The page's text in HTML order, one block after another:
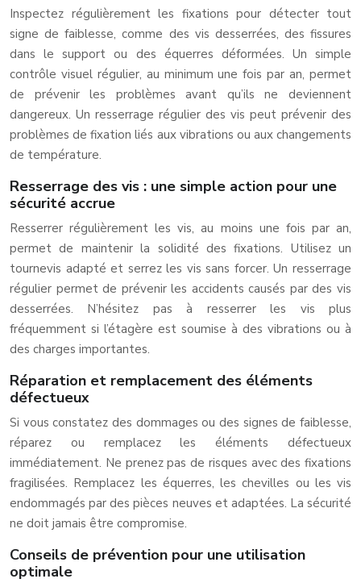
Inspectez régulièrement les fixations pour détecter tout
signe de faiblesse, comme des vis desserrées, des fissures
dans le support ou des équerres déformées. Un simple
contrôle visuel régulier, au minimum une fois par an, permet
de prévenir les problèmes avant qu’ils ne deviennent
dangereux. Un resserrage régulier des vis peut prévenir des
problèmes de fixation liés aux vibrations ou aux changements
de température.
Resserrage des vis : une simple action pour une
sécurité accrue
Resserrer régulièrement les vis, au moins une fois par an,
permet de maintenir la solidité des fixations. Utilisez un
tournevis adapté et serrez les vis sans forcer. Un resserrage
régulier permet de prévenir les accidents causés par des vis
desserrées. N’hésitez pas à resserrer les vis plus
fréquemment si l’étagère est soumise à des vibrations ou à
des charges importantes.
Réparation et remplacement des éléments
défectueux
Si vous constatez des dommages ou des signes de faiblesse,
réparez ou remplacez les éléments défectueux
immédiatement. Ne prenez pas de risques avec des fixations
fragilisées. Remplacez les équerres, les chevilles ou les vis
endommagés par des pièces neuves et adaptées. La sécurité
ne doit jamais être compromise.
Conseils de prévention pour une utilisation
optimale